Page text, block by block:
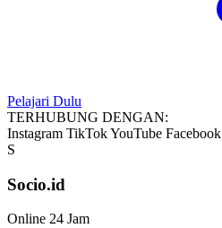
Pelajari Dulu
TERHUBUNG DENGAN:
Instagram TikTokYouTube Facebook
S
Socio.id
Online 24 Jam